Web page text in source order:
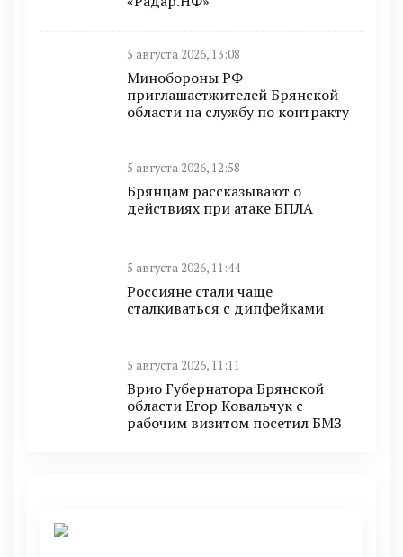
5 августа 2026, 13:08
Минобoроны РФ
приглaшaетжитeлeй Брянской
области на службу по контракту
5 августа 2026, 12:58
Брянцам рассказывают о
действиях при атаке БПЛА
5 августа 2026, 11:44
Россияне стали чаще
сталкиваться с дипфейками
5 августа 2026, 11:11
Врио Губернатора Брянской
области Егор Ковальчук с
рабочим визитом посетил БМЗ